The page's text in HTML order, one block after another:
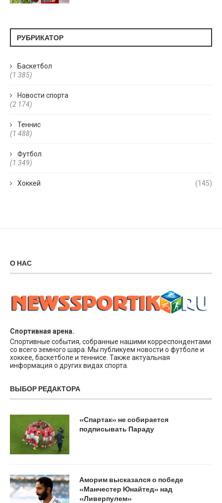
РУБРИКАТОР
Баскетбол
(1 385)
Новости спорта
(2 174)
Теннис
(1 488)
Футбол
(1 349)
Хоккей (145)
О НАС
Спортивная арена.
Спортивные события, собранные нашими корреспондентами
со всего земного шара. Мы публикуем новости о футболе и
хоккее, баскетболе и теннисе. Также актуальная
информация о других видах спорта.
ВЫБОР РЕДАКТОРА
«Спартак» не собирается
подписывать Параду
Аморим высказался о победе
«Манчестер Юнайтед» над
«Ливерпулем»